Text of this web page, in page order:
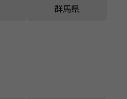
群馬県